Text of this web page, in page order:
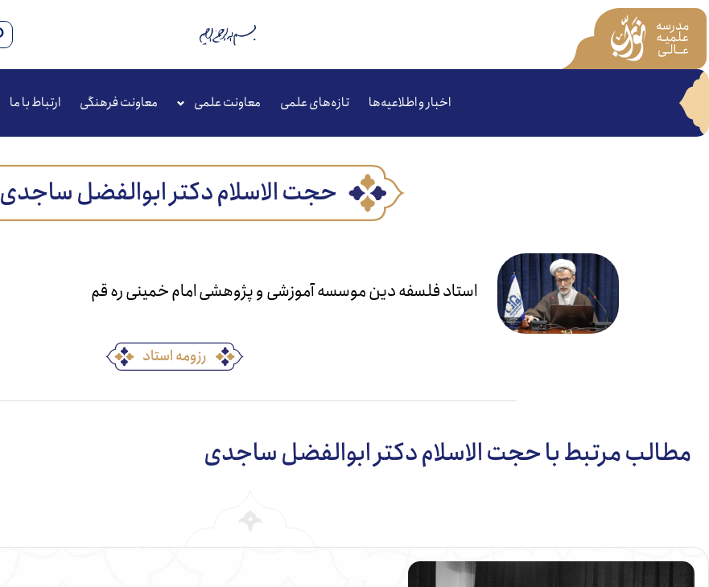
اخبار و اطلاعیه‌ها تازه‌های علمی معاونت علمی معاونت فرهنگی ارتباط با ما
حجت الاسلام دکتر ابوالفضل ساجدی
استاد فلسفه دین موسسه آموزشی و پژوهشی امام خمینی ره قم
رزومه استاد
مطالب مرتبط با حجت الاسلام دکتر ابوالفضل ساجدی